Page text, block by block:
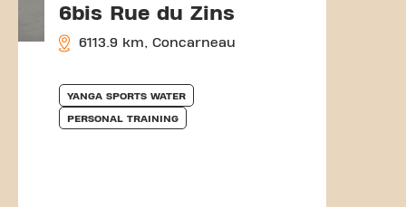
6bis Rue du Zins
6113.9 km, Concarneau
YANGA SPORTS WATER
PERSONAL TRAINING